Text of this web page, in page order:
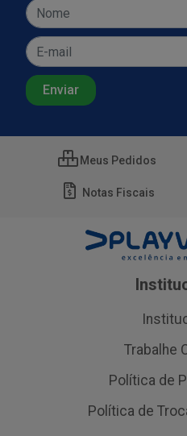
Meus Pedidos
Notas Fiscais
Trabalhe
Política de
Política de